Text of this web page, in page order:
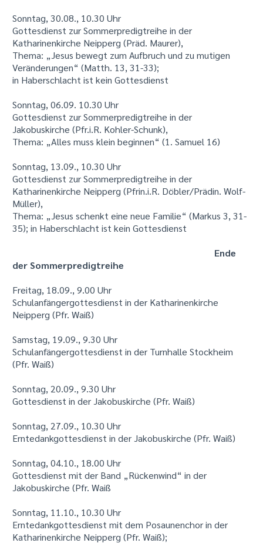
Sonntag, 30.08., 10.30 Uhr
Gottesdienst zur Sommerpredigtreihe in der
Katharinenkirche Neipperg (Präd. Maurer),
Thema: „Jesus bewegt zum Aufbruch und zu mutigen
Veränderungen“ (Matth. 13, 31-33);
in Haberschlacht ist kein Gottesdienst
Sonntag, 06.09. 10.30 Uhr
Gottesdienst zur Sommerpredigtreihe in der
Jakobuskirche (Pfr.i.R. Kohler-Schunk),
Thema: „Alles muss klein beginnen“ (1. Samuel 16)
Sonntag, 13.09., 10.30 Uhr
Gottesdienst zur Sommerpredigtreihe in der
Katharinenkirche Neipperg (Pfrin.i.R. Döbler/Prädin. Wolf-
Müller),
Thema: „Jesus schenkt eine neue Familie“ (Markus 3, 31-
35); in Haberschlacht ist kein Gottesdienst
Ende
der Sommerpredigtreihe
Freitag, 18.09., 9.00 Uhr
Schulanfängergottesdienst in der Katharinenkirche
Neipperg (Pfr. Waiß)
Samstag, 19.09., 9.30 Uhr
Schulanfängergottesdienst in der Turnhalle Stockheim
(Pfr. Waiß)
Sonntag, 20.09., 9.30 Uhr
Gottesdienst in der Jakobuskirche (Pfr. Waiß)
Sonntag, 27.09., 10.30 Uhr
Erntedankgottesdienst in der Jakobuskirche (Pfr. Waiß)
Sonntag, 04.10., 18.00 Uhr
Gottesdienst mit der Band „Rückenwind“ in der
Jakobuskirche (Pfr. Waiß
Sonntag, 11.10., 10.30 Uhr
Erntedankgottesdienst mit dem Posaunenchor in der
Katharinenkirche Neipperg (Pfr. Waiß);